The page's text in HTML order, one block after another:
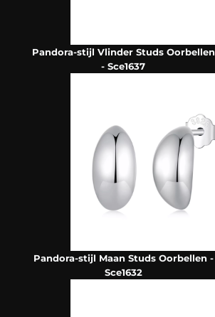
Pandora-stijl Vlinder Studs Oorbellen
- Sce1637
Pandora-stijl Maan Studs Oorbellen -
Sce1632